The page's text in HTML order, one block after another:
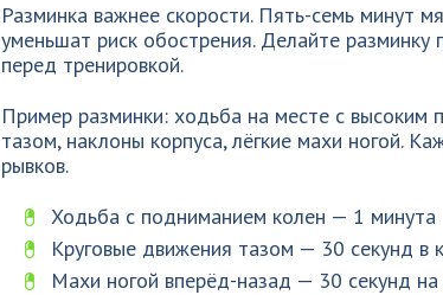
Разминка важнее скорости. Пять-семь минут
уменьшат риск обострения. Делайте
перед тренировкой.
Пример разминки: ходьба на месте с высоким
тазом, наклоны корпуса, лёгкие махи ногой.
рывков.
Ходьба с подниманием колен — 1 минута
Круговые движения тазом — 30 секунд в
Махи ногой вперёд-назад — 30 секунд на